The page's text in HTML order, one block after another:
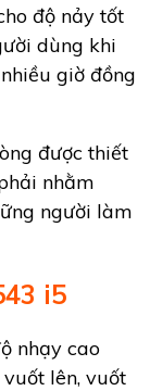
độ nảy tốt
dùng khi
giờ đồng
được thiết
nhằm
người làm
i5
nhạy cao
lên, vuốt